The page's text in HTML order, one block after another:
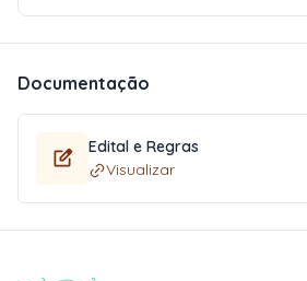
Documentação
Edital e Regras
Visualizar